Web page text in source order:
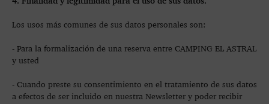
Los usos más comunes de sus datos personales son:
- Para la formalización de una reserva entre CAMPING EL ASTRAL
y usted
- Cuando preste su consentimiento en el tratamiento de sus datos
a efectos de ser incluido en nuestra Newsletter y poder recibir